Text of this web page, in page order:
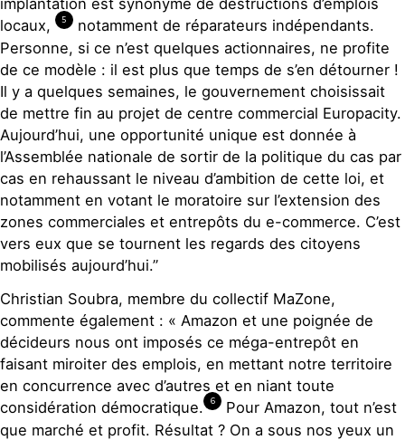
implantation est synonyme de destructions d’emplois
locaux,
5
notamment de réparateurs indépendants.
Personne, si ce n’est quelques actionnaires, ne profite
de ce modèle : il est plus que temps de s’en détourner !
Il y a quelques semaines, le gouvernement choisissait
de mettre fin au projet de centre commercial Europacity.
Aujourd’hui, une opportunité unique est donnée à
l’Assemblée nationale de sortir de la politique du cas par
cas en rehaussant le niveau d’ambition de cette loi, et
notamment en votant le moratoire sur l’extension des
zones commerciales et entrepôts du e-commerce. C’est
vers eux que se tournent les regards des citoyens
mobilisés aujourd’hui.”
Christian Soubra, membre du collectif MaZone,
commente également : « Amazon et une poignée de
décideurs nous ont imposés ce méga-entrepôt en
faisant miroiter des emplois, en mettant notre territoire
en concurrence avec d’autres et en niant toute
considération démocratique.
6
Pour Amazon, tout n’est
que marché et profit. Résultat ? On a sous nos yeux un